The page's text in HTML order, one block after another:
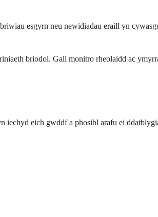
esgyrn neu newidiadau eraill yn
briodol. Gall monitro rheolaidd ac
iechyd eich gwddf a phosibl arafu ei